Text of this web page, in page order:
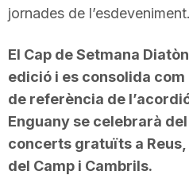
jornades de l’esdeveniment.
El Cap de Setmana
edició i es consolida
de referència de
Enguany se celebrarà
concerts gratuïts a
del Camp i Cambrils.